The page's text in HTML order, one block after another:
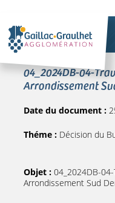
04_2024DB-04-
Arrondissement
Date du document :
Théme : Décision du
Objet : 04_2024DB-
Arrondissement Sud